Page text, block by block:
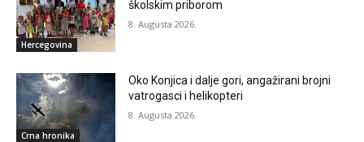
Hercegovina
školskim priborom
8. Augusta 2026.
Crna hronika
Oko Konjica i dalje gori, angažirani brojni
vatrogasci i helikopteri
8. Augusta 2026.